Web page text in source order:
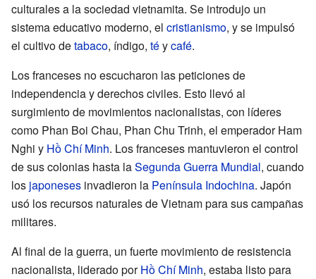
culturales a la sociedad vietnamita. Se introdujo un
sistema educativo moderno, el cristianismo, y se impulsó
el cultivo detabaco, índigo, téycafé.
Los franceses no escucharon las peticiones de
independencia y derechos civiles. Esto llevó al
surgimiento de movimientos nacionalistas, con líderes
como Phan Boi Chau, Phan Chu Trinh, el emperador Ham
Nghi y Hồ Chí Minh. Los franceses mantuvieron el control
de sus colonias hasta laSegunda Guerra Mundial, cuando
los japoneses invadieron la Península Indochina. Japón
usó los recursos naturales de Vietnam para sus campañas
militares.
Al final de la guerra, un fuerte movimiento de resistencia
nacionalista, liderado porHồ Chí Minh, estaba listo para